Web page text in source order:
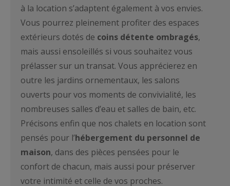
à la location s’adaptent également à vos envies.
Vous pourrez pleinement profiter des espaces
extérieurs dotés de coins détente ombragés,
mais aussi ensoleillés si vous souhaitez vous
prélasser sur un transat. Vous apprécierez en
outre les jardins ornementaux, les salons
ouverts pour vos moments de convivialité, les
nombreuses salles d’eau et salles de bain, etc.
Précisons enfin que nos chalets en location sont
pensés pour l’hébergement du personnel de
maison, dans des pièces pensées pour le
confort de chacun, mais aussi pour préserver
votre intimité et celle de vos proches.